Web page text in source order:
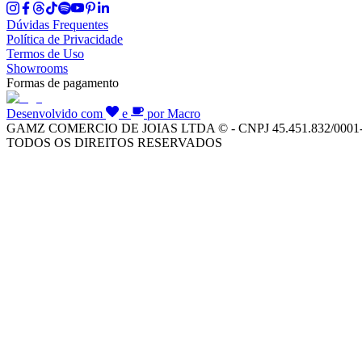
Dúvidas Frequentes
Política de Privacidade
Termos de Uso
Showrooms
Formas de pagamento
Desenvolvido com e
por Macro
GAMZ COMERCIO DE JOIAS LTDA © - CNPJ 45.451.832/
TODOS OS DIREITOS RESERVADOS